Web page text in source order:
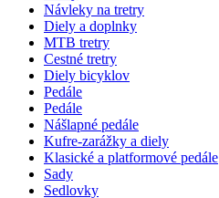
Návleky na tretry
Diely a doplnky
MTB tretry
Cestné tretry
Diely bicyklov
Pedále
Pedále
Nášlapné pedále
Kufre-zarážky a diely
Klasické a platformové pedále
Sady
Sedlovky